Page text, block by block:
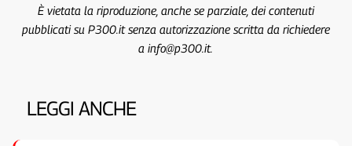
È vietata la riproduzione, anche se parziale, dei contenuti
pubblicati su P300.it senza autorizzazione scritta da richiedere
a info@p300.it.
LEGGI ANCHE